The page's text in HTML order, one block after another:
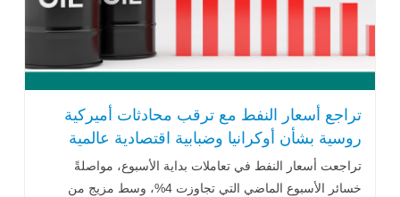
تراجع أسعار النفط مع ترقب محادثات أميركية
روسية بشأن أوكرانيا وضبابية اقتصادية عالمية
تراجعت أسعار النفط في تعاملات بداية الأسبوع، مواصلةً
خسائر الأسبوع الماضي التي تجاوزت 4%، وسط مزيج من